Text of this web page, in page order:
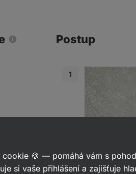
Postup
cookie 🍪 — pomáhá vám s
si vaše přihlášení a zajišťuje